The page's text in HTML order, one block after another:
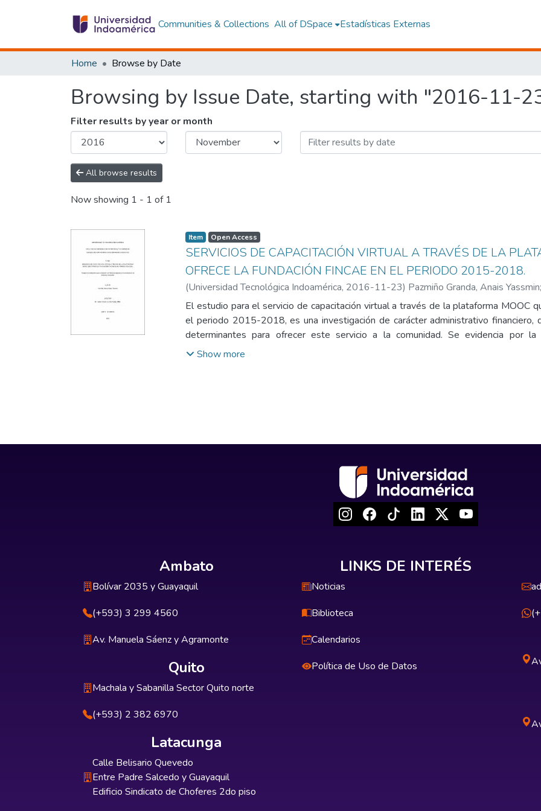
Communities & Collections All of DSpace Estadísticas Externas
Home Browse by Date
Browsing by Issue Date, starting with "2016-11-
Filter results by year or month
All browse results
Now showing 1 - 1 of 1
Item Open Access
SERVICIOS DE CAPACITACIÓN VIRTUAL A TRAVÉS DE LA
OFRECE LA FUNDACIÓN FINCAE EN EL PERIODO 2015-2018.
(Universidad Tecnológica Indoamérica, 2016-11-23) Pazmiño Granda, Anais Yassmin;
El estudio para el servicio de capacitación virtual a través de la plataforma MOOC
el periodo 2015-2018, es una investigación de carácter administrativo financiero,
determinantes para ofrecer este servicio a la comunidad. Se evidencia por la
capacitación a través de la modalidad virtual es rentable. Una razón para la
Show more
Ambato
Bolívar 2035 y Guayaquil
(+593) 3 299 4560
Av. Manuela Sáenz y Agramonte
Quito
Machala y Sabanilla Sector Quito norte
(+593) 2 382 6970
Latacunga
Calle Belisario Quevedo
Entre Padre Salcedo y Guayaquil
Edificio Sindicato de Choferes 2do piso
LINKS DE INTERÉS
Noticias
Biblioteca
Calendarios
Política de Uso de Datos